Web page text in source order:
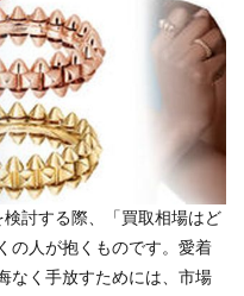
討する際、「買取相場はど
の人が抱くものです。愛着
なく手放すためには、市場